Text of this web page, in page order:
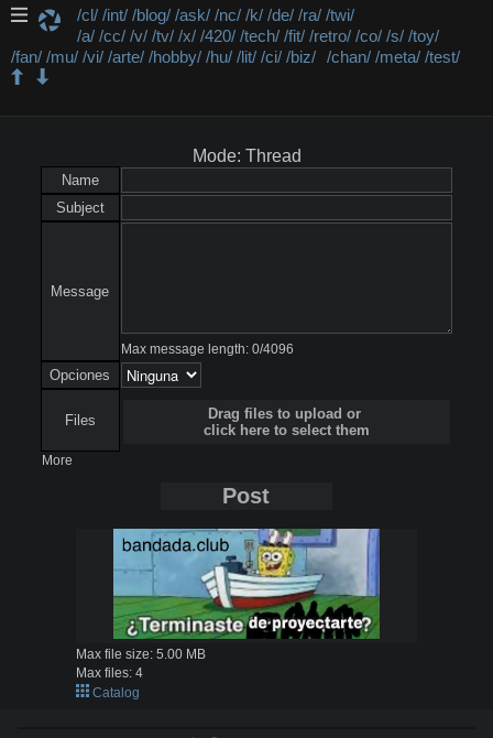
/cl/ /int/ /blog/ /ask/ /nc/ /k/ /de/ /ra/ /twi/
/a/ /cc/ /v/ /tv/ /x/ /420/ /tech/ /fit/ /retro/ /co/ /s/ /toy/
/fan/ /mu/ /vi/ /arte/ /hobby/ /hu/ /lit/ /ci/ /biz/ /chan/ /meta/ /test/
Mode: Thread
Name
Subject
Message
Max message length: 0/4096
Opciones
Files
Drag files to upload or
click here to select them
More
Post
Max file size: 5.00 MB
Max files: 4
Catalog